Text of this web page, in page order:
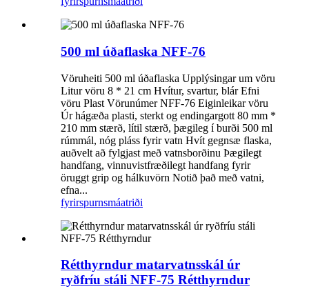
500 ml úðaflaska NFF-76
Vöruheiti 500 ml úðaflaska Upplýsingar um vöru
Litur vöru 8 * 21 cm Hvítur, svartur, blár Efni
vöru Plast Vörunúmer NFF-76 Eiginleikar vöru
Úr hágæða plasti, sterkt og endingargott 80 mm *
210 mm stærð, lítil stærð, þægileg í burði 500 ml
rúmmál, nóg pláss fyrir vatn Hvít gegnsæ flaska,
auðvelt að fylgjast með vatnsborðinu Þægilegt
handfang, vinnuvistfræðilegt handfang fyrir
öruggt grip og hálkuvörn Notið það með vatni,
efna...
fyrirspurnsmáatriði
Rétthyrndur matarvatnsskál úr
ryðfríu stáli NFF-75 Rétthyrndur